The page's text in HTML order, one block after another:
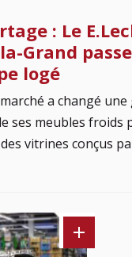
: Le
Grand
logé
a changé
ses meubles froids
vitrines conçus